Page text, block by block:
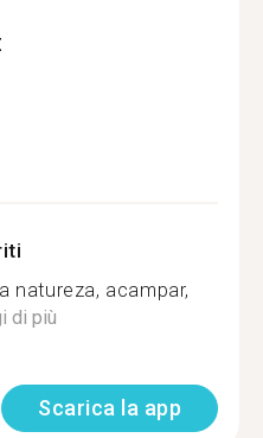
natureza, acampar,
di più
Scarica la app